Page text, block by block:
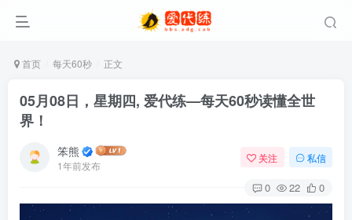
首页 每天60秒 正文
05月08日，星期四, 爱代练—每天60秒读懂全世
界！
笨熊
1年前发布
关注 私信
0 22 0